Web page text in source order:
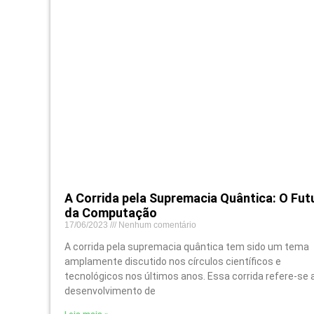
A Corrida pela Supremacia Quântica: O
da Computação
17/06/2023 Nenhum comentário
A corrida pela supremacia quântica tem sido um tema
amplamente discutido nos círculos científicos e
tecnológicos nos últimos anos. Essa corrida refere-se
desenvolvimento de